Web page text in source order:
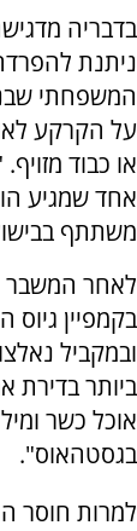
בדבריה
ניתנת
המשפחתי
על הקרקע
או כבוד
אחד שמגיע
משתתף
לאחר המשבר
בקמפיין
ובמקביל
ביותר בדירת
אוכל כשר
בגסטהאוס".
למרות חוסר